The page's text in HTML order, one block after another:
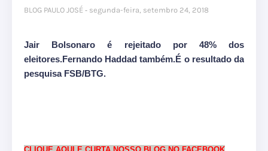
BLOG PAULO JOSÉ segunda-feira, setembro 24, 2018
Jair Bolsonaro é rejeitado por 48% dos
eleitores.Fernando Haddad também.É o resultado da
pesquisa FSB/BTG.